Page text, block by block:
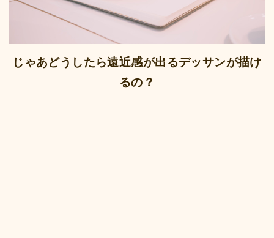
じゃあどうしたら遠近感が出るデッサンが描け
るの？